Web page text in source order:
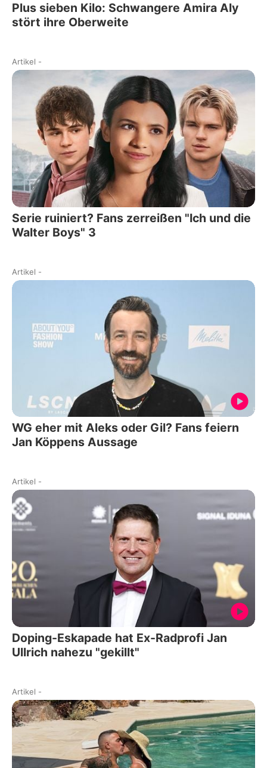
Plus sieben Kilo: Schwangere Amira Aly
stört ihre Oberweite
Artikel -
Serie ruiniert? Fans zerreißen "Ich und die
Walter Boys" 3
Artikel -
WG eher mit Aleks oder Gil? Fans feiern
Jan Köppens Aussage
Artikel -
Doping-Eskapade hat Ex-Radprofi Jan
Ullrich nahezu "gekillt"
Artikel -